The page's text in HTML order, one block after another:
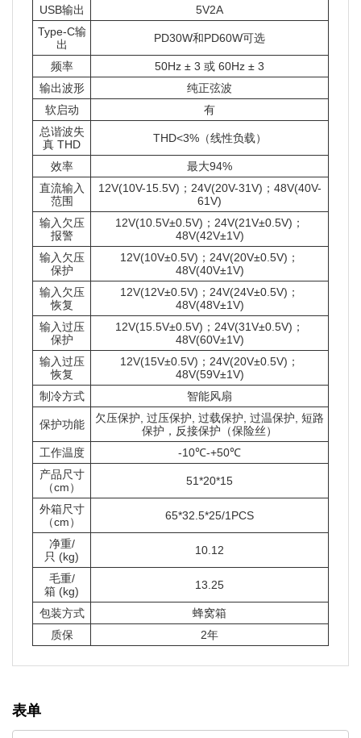
USB输出
5V2A
Type-C输
出
PD30W和PD60W可选
频率
50Hz ± 3 或 60Hz ± 3
输出波形
纯正弦波
软启动
有
总谐波失
真 THD
THD<3%（线性负载）
效率
最大94%
直流输入
范围
12V(10V-15.5V)；24V(20V-31V)；48V(40V-
61V)
输入欠压
报警
12V(10.5V±0.5V)；24V(21V±0.5V)；
48V(42V±1V)
输入欠压
保护
12V(10V±0.5V)；24V(20V±0.5V)；
48V(40V±1V)
输入欠压
恢复
12V(12V±0.5V)；24V(24V±0.5V)；
48V(48V±1V)
输入过压
保护
12V(15.5V±0.5V)；24V(31V±0.5V)；
48V(60V±1V)
输入过压
恢复
12V(15V±0.5V)；24V(20V±0.5V)；
48V(59V±1V)
制冷方式
智能风扇
保护功能
欠压保护, 过压保护, 过载保护, 过温保护, 短路
保护，反接保护（保险丝）
工作温度
-10℃-+50℃
产品尺寸
（cm）
51*20*15
外箱尺寸
（cm）
65*32.5*25/1PCS
净重/
只 (kg)
10.12
毛重/
箱 (kg)
13.25
包装方式
蜂窝箱
质保
2年
表单